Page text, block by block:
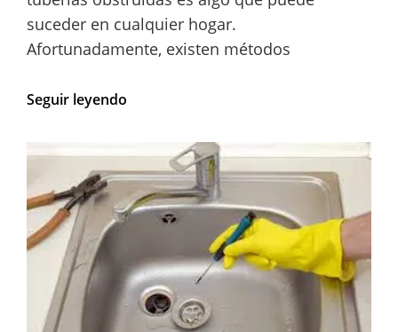
suceder en cualquier hogar.
Afortunadamente, existen métodos
Seguir leyendo
natural
con
vinagre:
una
efectiva